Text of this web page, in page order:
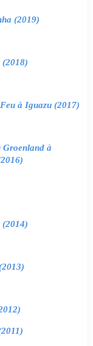
(2019)
(2018)
à Iguazu (2017)
Groenland à
(2014)